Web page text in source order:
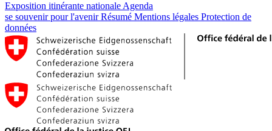
Exposition itinérante nationale Agenda
se souvenir pour l'avenirRésumé Mentions légales Protection de
données